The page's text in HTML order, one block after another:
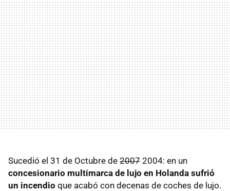
Sucedió el 31 de Octubre de 2007 2004: en un
concesionario multimarca de lujo en Holanda sufrió
un incendio que acabó con decenas de coches de lujo.